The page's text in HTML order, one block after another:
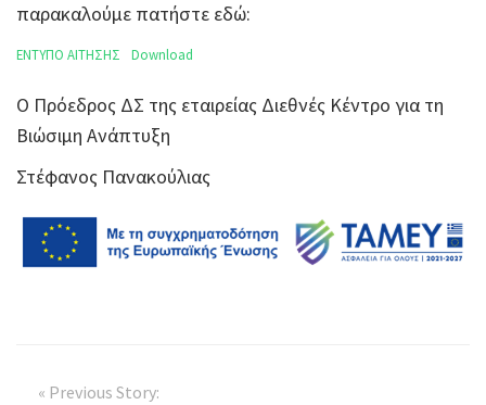
παρακαλούμε πατήστε εδώ:
ΕΝΤΥΠΟ ΑΙΤΗΣΗΣ Download
Ο Πρόεδρος ΔΣ της εταιρείας Διεθνές Κέντρο για τη
Βιώσιμη Ανάπτυξη
Στέφανος Πανακούλιας
« Previous Story: